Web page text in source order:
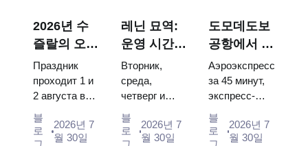
capsules and
120 pieces of
flight...
they hang,
and why
booking the...
dress of
Catherine...
2026년 수
즐랄의 오이
데이: 티켓,
일정 및 모
스크바에서
가는 방법
Праздник
проходит 1 и
2 августа в
деревянного
зодчества.
블
로
2026년 7
월 30일
레닌 묘역:
운영 시간,
입장 및 크
렘린과 혼동
되는 주요
사항
Вторник,
среда,
четверг и
10:00 до
13:00, вход
블
로
2026년 7
월 30일
도모데도보
공항에서 모
스크바 시내
로: 에어로
익스프레스,
버스, 또는
전철
Аэроэкспресс
за 45 минут,
экспресс-
450 рублей,
социальный
블
로
2026년 7
월 30일